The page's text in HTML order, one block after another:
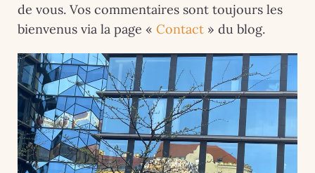
de vous. Vos commentaires sont toujours les
bienvenus via la page « Contact » du blog.